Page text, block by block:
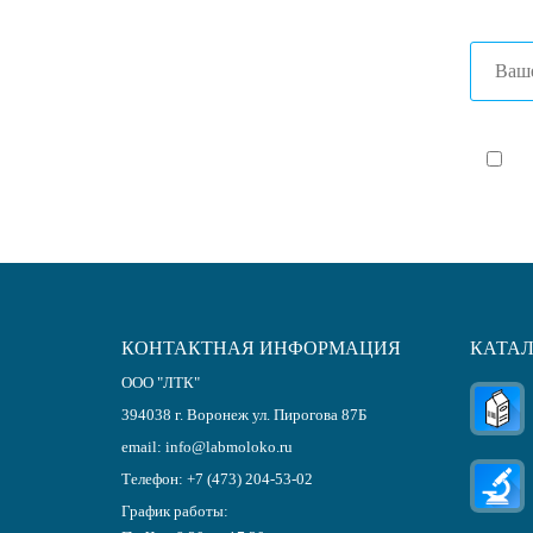
КОНТАКТНАЯ ИНФОРМАЦИЯ
ООО "ЛТК"
394038 г. Воронеж ул. Пирогова 87Б
email: info@labmoloko.ru
Телефон: +7 (473) 204-53-02
График работы: